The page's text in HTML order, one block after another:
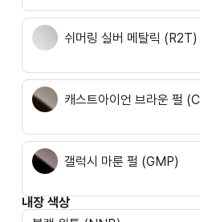
쉬머링 실버 메탈릭 (R2T)
캐스트아이언 브라운 펄
갤럭시 마룬 펄 (GMP)
내장 색상